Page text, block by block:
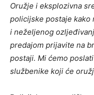
Oružje i eksplozivna
policijske postaje kako
i neželjenog
predajom prijavite na
postaji. Mi ćemo
službenike koji će